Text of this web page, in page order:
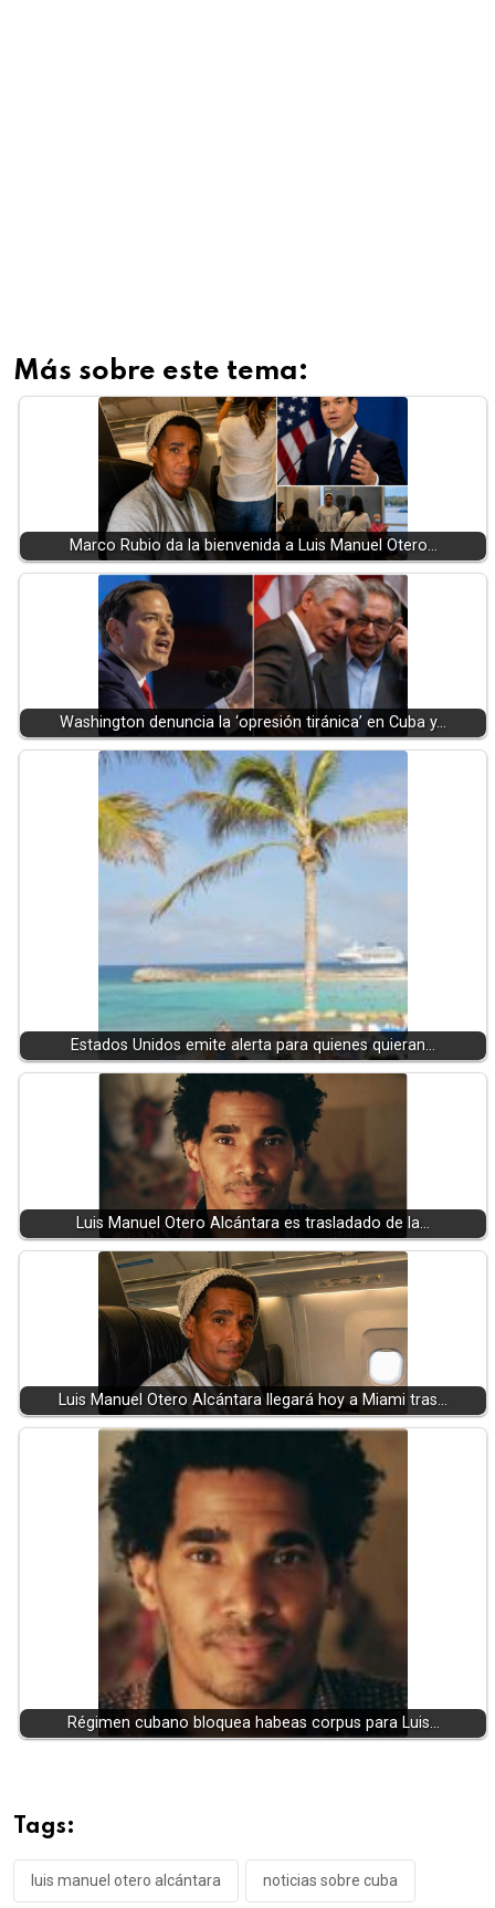
Más sobre este tema:
Marco Rubio da la bienvenida a Luis Manuel Otero…
Washington denuncia la ‘opresión tiránica’ en Cuba y…
Estados Unidos emite alerta para quienes quieran…
Luis Manuel Otero Alcántara es trasladado de la…
Luis Manuel Otero Alcántara llegará hoy a Miami tras…
Régimen cubano bloquea habeas corpus para Luis…
Tags:
luis manuel otero alcántara noticias sobre cuba